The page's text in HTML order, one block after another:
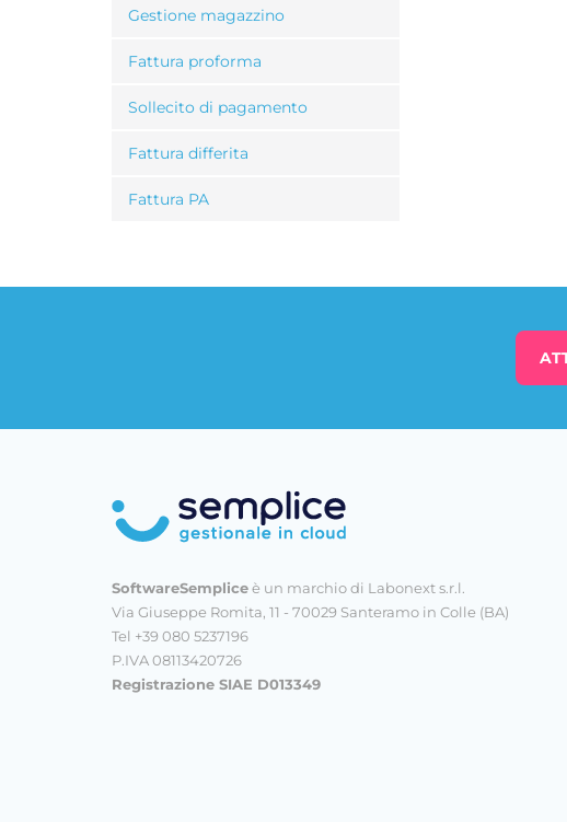
Gestione magazzino
Fattura proforma
Sollecito di pagamento
Fattura differita
Fattura PA
SoftwareSempliceè un marchio di Labonext s.r.l.
Via Giuseppe Romita, 11 - 70029 Santeramo in Colle (BA)
Tel +39 080 5237196
P.IVA 08113420726
Registrazione SIAE D013349